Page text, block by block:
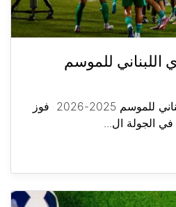
اللبناني للموسم
الأنصار بطلًا للدوري اللبناني للموسم 2025-2026 فوز